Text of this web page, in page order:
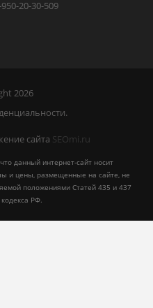
20-30-509
2026
сайта SEOmi.ru
данный интернет-сайт носит
и цены, размещенные на сайте, не
положениями Статей 435 и 437
РФ.